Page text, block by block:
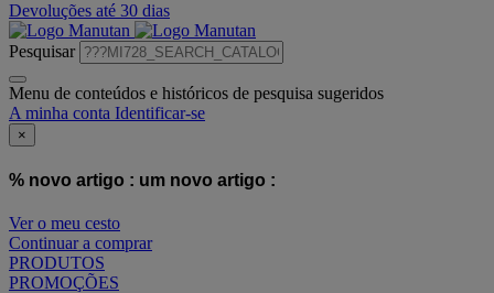
Devoluções até 30 dias
Pesquisar
Menu de conteúdos e históricos de pesquisa sugeridos
A minha conta Identificar-se
×
% novo artigo : um novo artigo :
Ver o meu cesto
Continuar a comprar
PRODUTOS
PROMOÇÕES